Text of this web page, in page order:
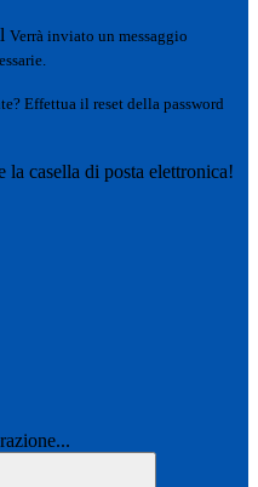
Verrà inviato un messaggio
Effettua il reset della password
casella di posta elettronica!